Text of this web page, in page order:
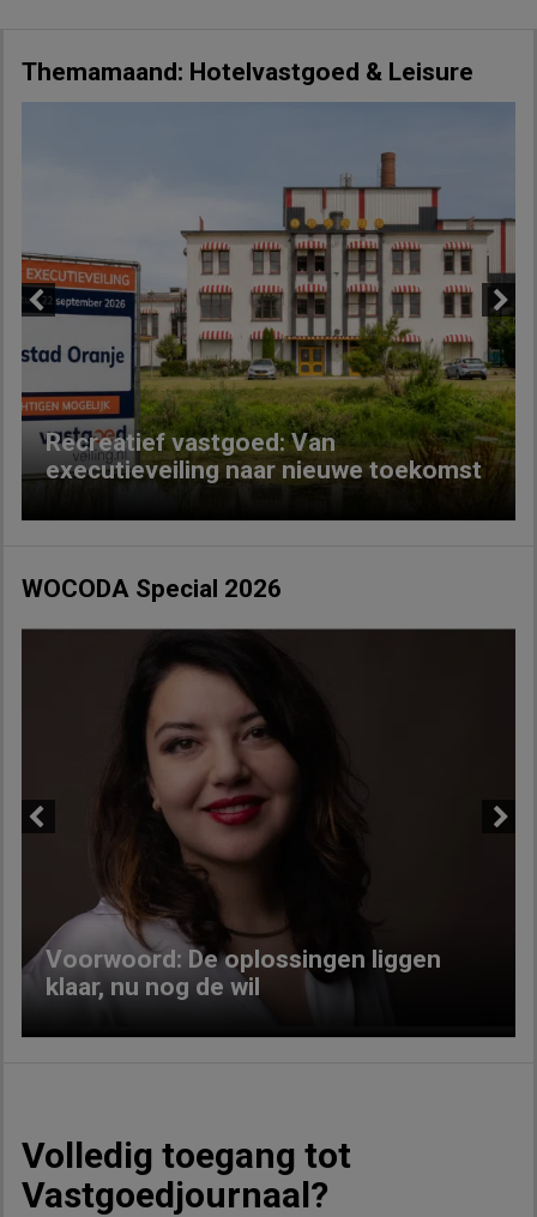
Themamaand: Hotelvastgoed & Leisure
Recreatief vastgoed: Van
executieveiling naar nieuwe toekomst
Next
WOCODA Special 2026
Voorwoord: De oplossingen liggen
klaar, nu nog de wil
Volledig toegang tot
Vastgoedjournaal?